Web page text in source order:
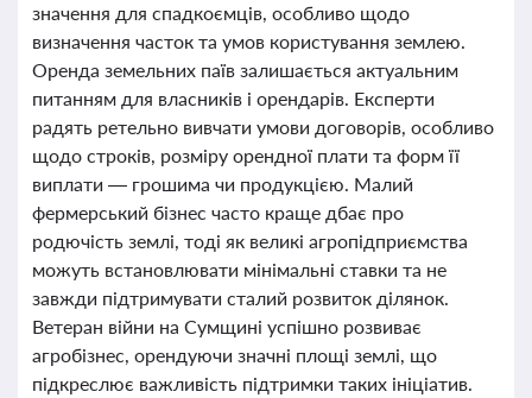
значення для спадкоємців, особливо щодо
визначення часток та умов користування землею.
Оренда земельних паїв залишається актуальним
питанням для власників і орендарів. Експерти
радять ретельно вивчати умови договорів, особливо
щодо строків, розміру орендної плати та форм її
виплати — грошима чи продукцією. Малий
фермерський бізнес часто краще дбає про
родючість землі, тоді як великі агропідприємства
можуть встановлювати мінімальні ставки та не
завжди підтримувати сталий розвиток ділянок.
Ветеран війни на Сумщині успішно розвиває
агробізнес, орендуючи значні площі землі, що
підкреслює важливість підтримки таких ініціатив.